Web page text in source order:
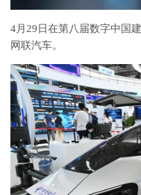
4月29日在第八届数字中国
网联汽车。